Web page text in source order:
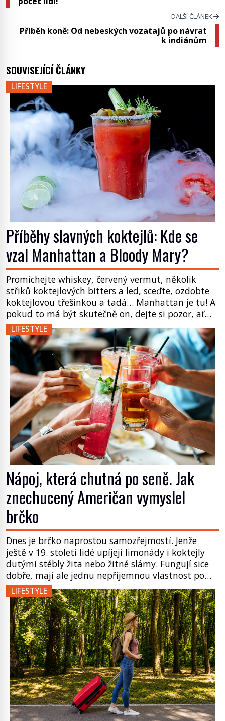
DALŠÍ ČLÁNEK
Příběh koně: Od nebeských vozatajů po návrat
k indiánům
SOUVISEJÍCÍ ČLÁNKY
LIFESTYLE
Příběhy slavných koktejlů: Kde se
vzal Manhattan a Bloody Mary?
Promíchejte whiskey, červený vermut, několik
střiků koktejlových bitters a led, sceďte, ozdobte
koktejlovou třešinkou a tadá… Manhattan je tu! A
pokud to má být skutečně on, dejte si pozor, ať
místo klasické americké rye whiskey či klidně
bourbonu nepoužijete skotskou whisku. Co se
stane? Inu, koktejl bude stále skvělý, ale už to
nebude Manhattan ale […]
LIFESTYLE
Nápoj, která chutná po seně. Jak
znechucený Američan vymyslel
brčko
Dnes je brčko naprostou samozřejmostí. Jenže
ještě v 19. století lidé upíjejí limonády i koktejly
dutými stébly žita nebo žitné slámy. Fungují sice
dobře, mají ale jednu nepříjemnou vlastnost po
chvíli se rozmáčejí a nápoji dodávají travnatou
příchuť. Právě tahle drobná nepříjemnost přivede
amerického výrobce cigaretových náustků k
nápadu, který změní způsob pití po celém […]
LIFESTYLE